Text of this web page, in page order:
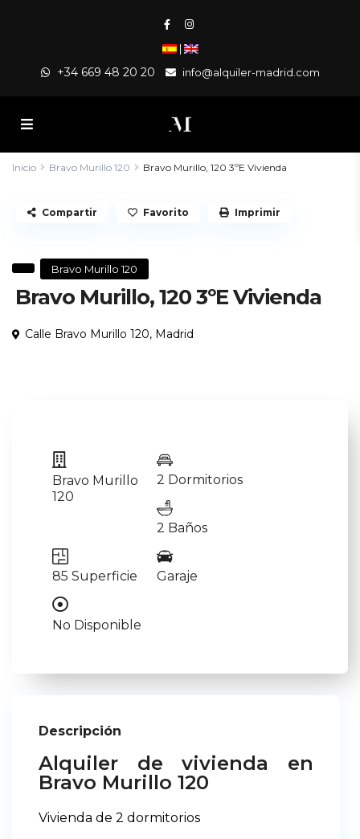
|
+34 669 48 20 20 info@alquiler-madrid.com
Inicio Bravo Murillo 120 Bravo Murillo, 120 3ºE Vivienda
Bravo Murillo 120
Bravo Murillo, 120 3ºE Vivienda
Calle Bravo Murillo 120, Madrid
Compartir Favorito Imprimir
Bravo Murillo
120
2 Dormitorios
2 Baños
85 Superficie Garaje
No Disponible
Descripción
Alquiler de vivienda en
Bravo Murillo 120
Vivienda de 2 dormitorios